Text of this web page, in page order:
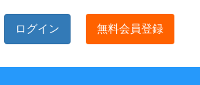
ログイン 無料会員登録